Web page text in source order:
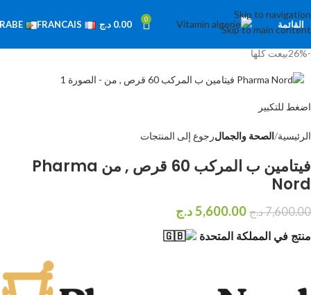
Skip to navigation
Skip to main content
القائمة 0
0.00 د.ج FRANCAIS
-26% بيعت كلها
اضغط للتكبير
الرئيسية الصحة والجمالرجوع إلى المنتجات
فيتامين ب المركب 60 قرص , من Pharma
Nord
7,600.00د.ج 5,600.00د.ج
منتج في المملكة المتحدة